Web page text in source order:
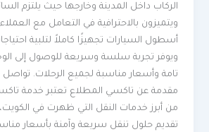
الركاب داخل المدينة وخارجها حيث يلتزم
ويتميزون بالاحترافية في التعامل مع العملاء
أسطول السيارات تجهيزًا كاملاً لتلبية احتياجات
ويوفر تجربة سلسة وسريعة للوصول إلى
مقدمة عن تاكسي المطلاع تعتبر خدمة تاكسي
من أبرز خدمات النقل التي ظهرت في الكويت،.
تقديم حلول تنقل سريعة وآمنة بأسعار